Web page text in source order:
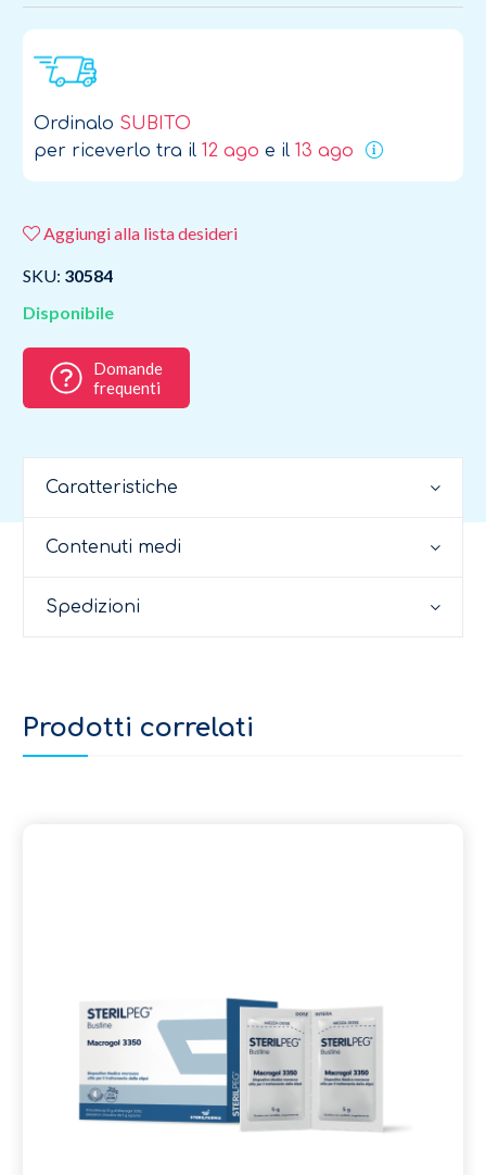
Ordinalo SUBITO
per riceverlo tra il 12 ago e il 13 ago
Aggiungi alla lista desideri
SKU: 30584
Disponibile
Domande
frequenti
Caratteristiche
Contenuti medi
Spedizioni
Prodotti correlati